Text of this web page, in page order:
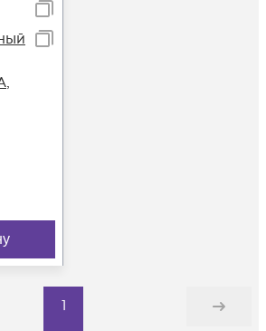
1
Дальше